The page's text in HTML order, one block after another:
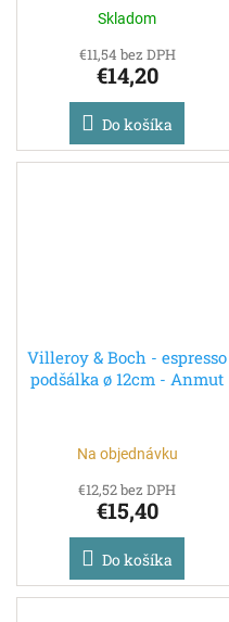
Skladom
€11,54 bez DPH
€14,20
Do košíka
Villeroy & Boch - espresso
podšálka ø 12cm - Anmut
Na objednávku
€12,52 bez DPH
€15,40
Do košíka